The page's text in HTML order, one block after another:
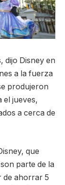
dijo Disney en
a la fuerza
produjeron
el jueves,
a cerca de
que
parte de la
de ahorrar 5